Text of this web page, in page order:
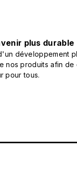
plus durable
nos produits afin
pour tous.